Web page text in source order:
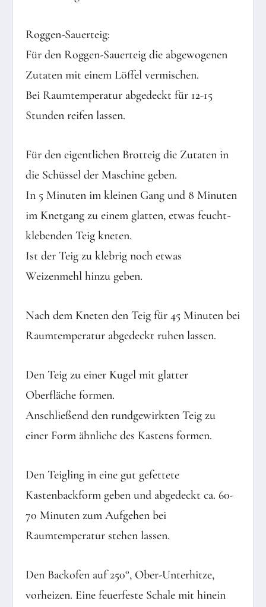
Roggen-Sauerteig:
Für den Roggen-Sauerteig die abgewogenen
Zutaten mit einem Löffel vermischen.
Bei Raumtemperatur abgedeckt für 12-15
Stunden reifen lassen.
Für den eigentlichen Brotteig die Zutaten in
die Schüssel der Maschine geben.
In 5 Minuten im kleinen Gang und 8 Minuten
im Knetgang zu einem glatten, etwas feucht-
klebenden Teig kneten.
Ist der Teig zu klebrig noch etwas
Weizenmehl hinzu geben.
Nach dem Kneten den Teig für 45 Minuten bei
Raumtemperatur abgedeckt ruhen lassen.
Den Teig zu einer Kugel mit glatter
Oberfläche formen.
Anschließend den rundgewirkten Teig zu
einer Form ähnliche des Kastens formen.
Den Teigling in eine gut gefettete
Kastenbackform geben und abgedeckt ca. 60-
70 Minuten zum Aufgehen bei
Raumtemperatur stehen lassen.
Den Backofen auf 250°, Ober-Unterhitze,
vorheizen. Eine feuerfeste Schale mit hinein